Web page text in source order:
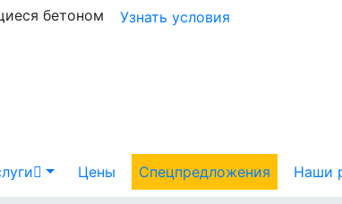
бетоном
Узнать условия
Цены Спецпредложения Наши